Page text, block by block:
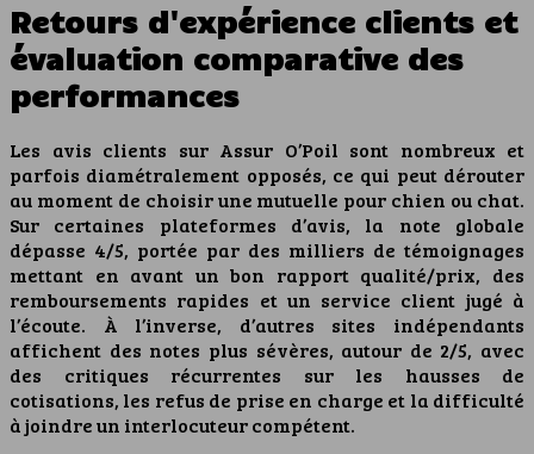
Retours d'expérience clients et
évaluation comparative des
performances
Les avis clients sur Assur O’Poil sont nombreux et
parfois diamétralement opposés, ce qui peut dérouter
au moment de choisir une mutuelle pour chien ou chat.
Sur certaines plateformes d’avis, la note globale
dépasse 4/5, portée par des milliers de témoignages
mettant en avant un bon rapport qualité/prix, des
remboursements rapides et un service client jugé à
l’écoute. À l’inverse, d’autres sites indépendants
affichent des notes plus sévères, autour de 2/5, avec
des critiques récurrentes sur les hausses de
cotisations, les refus de prise en charge et la difficulté
à joindre un interlocuteur compétent.